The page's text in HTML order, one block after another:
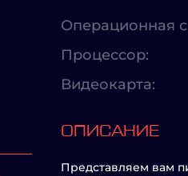
Операционная
Процессор:
Видеокарта:
ОПИСАНИЕ
Представляем вам